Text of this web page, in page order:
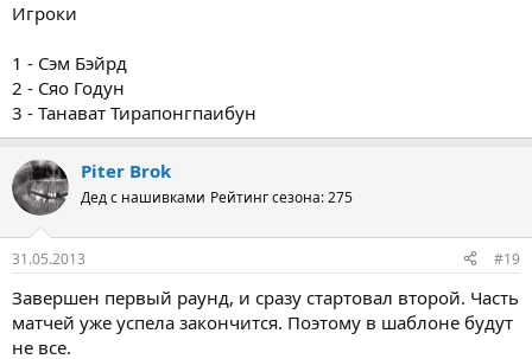
Игроки
1 - Сэм Бэйрд
2 - Сяо Годун
3 - Танават Тирапонгпаибун
Piter Brok
Дед с нашивками Рейтинг сезона: 275
31.05.2013 #19
Завершен первый раунд, и сразу стартовал второй. Часть
матчей уже успела закончится. Поэтому в шаблоне будут
не все.